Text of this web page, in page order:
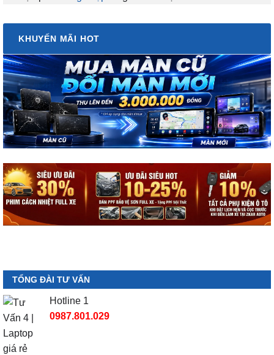
KHUYẾN MÃI HOT
TỔNG ĐÀI TƯ VẤN
Hotline 1
0987.801.029